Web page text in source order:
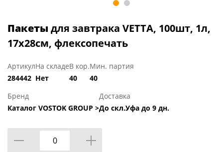
Пакеты для завтрака VETTA, 100шт, 1л,
17х28см, флексопечать
Артикул
284442
На складе
Нет
В кор.
40
Мин. партия
40
Бренд
Каталог VOSTOK GROUP >
Доставка
До скл.Уфа до 9 дн.